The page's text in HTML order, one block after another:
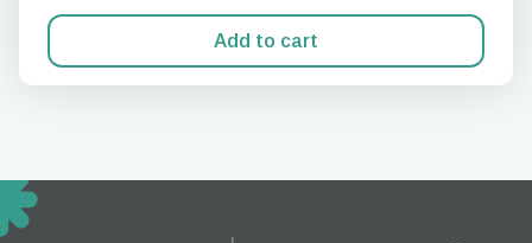
Add to cart